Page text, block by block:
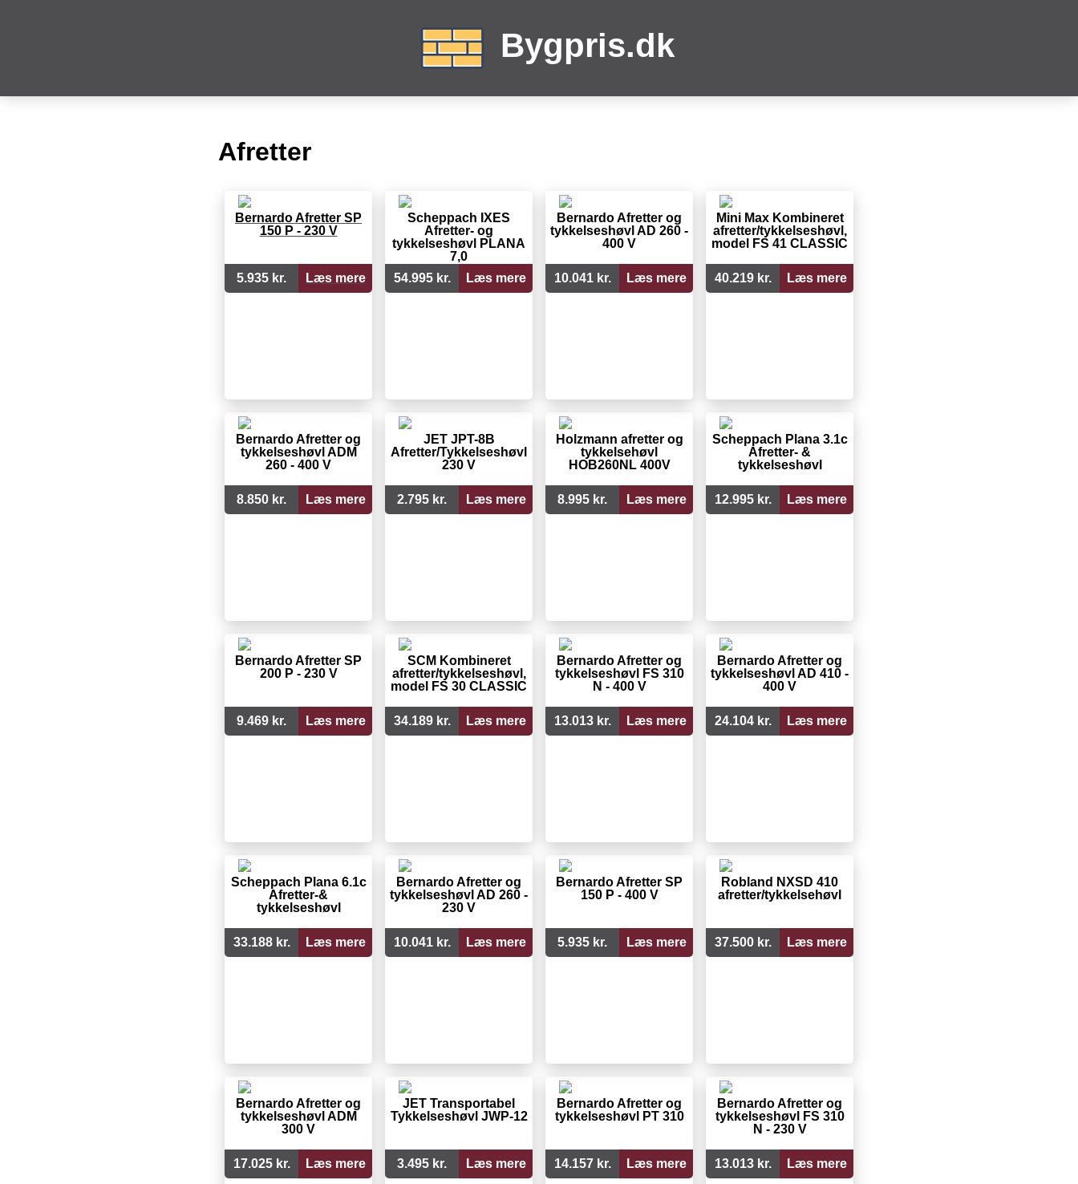
Bygpris.dk
Afretter
Bernardo Afretter SP
150 P - 230 V
5.935 kr. Læs mere
Scheppach IXES
Afretter- og
tykkelseshøvl PLANA
7,0
54.995 kr.
Læs mere
Bernardo Afretter og
tykkelseshøvl AD 260 -
400 V
10.041 kr. Læs mere
Mini Max Kombineret
afretter/tykkelseshøvl,
model FS 41 CLASSIC
40.219 kr. Læs mere
Bernardo Afretter og
tykkelseshøvl ADM
260 - 400 V
8.850 kr. Læs mere
JET JPT-8B
Afretter/Tykkelseshøvl
230 V
2.795 kr. Læs mere
Holzmann afretter og
tykkelsehøvl
HOB260NL 400V
8.995 kr. Læs mere
Scheppach Plana 3.1c
Afretter- &
tykkelseshøvl
12.995 kr. Læs mere
Bernardo Afretter SP
200 P - 230 V
9.469 kr. Læs mere
SCM Kombineret
afretter/tykkelseshøvl,
model FS 30 CLASSIC
34.189 kr. Læs mere
Bernardo Afretter og
tykkelseshøvl FS 310
N - 400 V
13.013 kr. Læs mere
Bernardo Afretter og
tykkelseshøvl AD 410 -
400 V
24.104 kr. Læs mere
Scheppach Plana 6.1c
Afretter-&
tykkelseshøvl
33.188 kr. Læs mere
Bernardo Afretter og
tykkelseshøvl AD 260 -
230 V
10.041 kr. Læs mere
Bernardo Afretter SP
150 P - 400 V
5.935 kr. Læs mere
Robland NXSD 410
afretter/tykkelsehøvl
37.500 kr. Læs mere
Bernardo Afretter og
tykkelseshøvl ADM
300 V
17.025 kr. Læs mere
JET Transportabel
Tykkelseshøvl JWP-12
3.495 kr. Læs mere
Bernardo Afretter og
tykkelseshøvl PT 310
14.157 kr. Læs mere
Bernardo Afretter og
tykkelseshøvl FS 310
N - 230 V
13.013 kr. Læs mere